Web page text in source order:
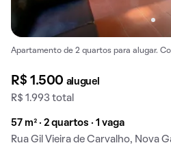
Apartamento de 2 quartos para alugar.
R$ 1.500 aluguel
R$ 1.993 total
57 m² · 2 quartos · 1 vaga
Rua Gil Vieira de Carvalho, Nova